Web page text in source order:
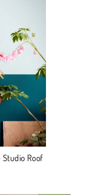
Roof